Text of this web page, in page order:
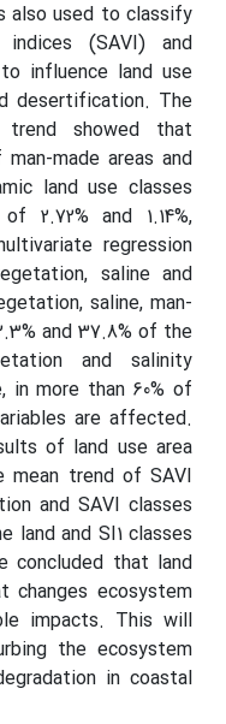
also used to classify
(SAVI) and
influence land use
desertification. The
showed that
made areas and
land use classes
2.72% and 1.14%,
regression
saline and
saline, man-
and 37.8% of the
and salinity
in more than 60% of
are affected.
of land use area
mean trend of SAVI
and SAVI classes
land and SI1 classes
concluded that land
changes ecosystem
impacts. This will
the ecosystem
in coastal